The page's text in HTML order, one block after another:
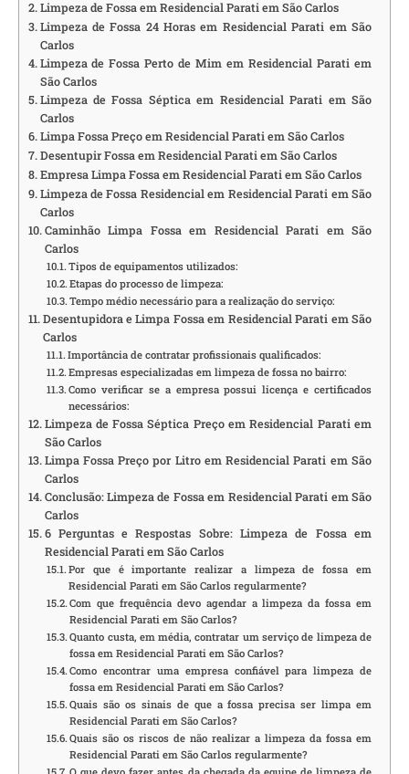
Limpeza de Fossa em Residencial Parati em São Carlos
Limpeza de Fossa 24 Horas em Residencial Parati em São
Carlos
Limpeza de Fossa Perto de Mim em Residencial Parati em
São Carlos
Limpeza de Fossa Séptica em Residencial Parati em São
Carlos
Limpa Fossa Preço em Residencial Parati em São Carlos
Desentupir Fossa em Residencial Parati em São Carlos
Empresa Limpa Fossa em Residencial Parati em São Carlos
Limpeza de Fossa Residencial em Residencial Parati em São
Carlos
Caminhão Limpa Fossa em Residencial Parati em São
Carlos
Tipos de equipamentos utilizados:
Etapas do processo de limpeza:
Tempo médio necessário para a realização do serviço:
Desentupidora e Limpa Fossa em Residencial Parati em São
Carlos
Importância de contratar profissionais qualificados:
Empresas especializadas em limpeza de fossa no bairro:
Como verificar se a empresa possui licença e certificados
necessários:
Limpeza de Fossa Séptica Preço em Residencial Parati em
São Carlos
Limpa Fossa Preço por Litro em Residencial Parati em São
Carlos
Conclusão: Limpeza de Fossa em Residencial Parati em São
Carlos
6 Perguntas e Respostas Sobre: Limpeza de Fossa em
Residencial Parati em São Carlos
Por que é importante realizar a limpeza de fossa em
Residencial Parati em São Carlos regularmente?
Com que frequência devo agendar a limpeza da fossa em
Residencial Parati em São Carlos?
Quanto custa, em média, contratar um serviço de limpeza de
fossa em Residencial Parati em São Carlos?
Como encontrar uma empresa confiável para limpeza de
fossa em Residencial Parati em São Carlos?
Quais são os sinais de que a fossa precisa ser limpa em
Residencial Parati em São Carlos?
Quais são os riscos de não realizar a limpeza da fossa em
Residencial Parati em São Carlos regularmente?